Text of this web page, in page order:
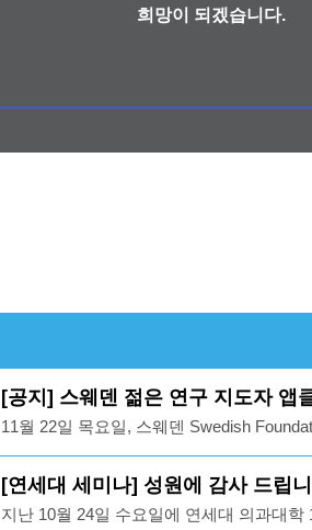
희망이 되겠습니다.
[공지] 스웨덴 젊은 연구 지도자 앱
11월 22일 목요일, 스웨덴 Swedish
Research Leaders”라는 프로그램을 통해
성장할 잠재력을 지닌 젊은 과학자 21분이
연구분야 발표 시작을 가졌습니다.이는 촉
[연세대 세미나] 성원에 감사 드립
지난 10월 24일 수요일에 연세대 의과대